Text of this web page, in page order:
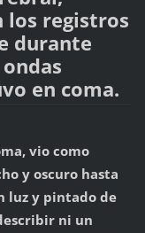
los registros
durante
en coma.
vio como
y oscuro hasta
luz y pintado de
ni un